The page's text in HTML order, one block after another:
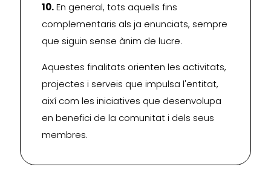
10.En general, tots aquells fins
complementaris als ja enunciats, sempre
que siguin sense ànim de lucre.
Aquestes finalitats orienten les activitats,
projectes i serveis que impulsa l'entitat,
així com les iniciatives que desenvolupa
en benefici de la comunitat i dels seus
membres.